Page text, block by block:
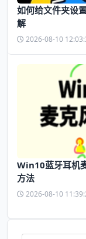
如何给文件夹设
解
2026-08-10
Win10蓝牙耳机
方法
2026-08-10